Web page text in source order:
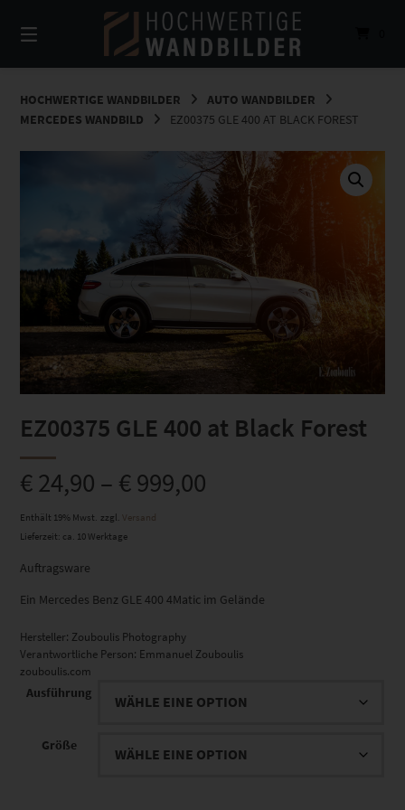
zum
Inhalt
HOCHWERTIGE WANDBILDER
AUTO WANDBILDER
MERCEDES WANDBILD
EZ00375 GLE 400 AT BLACK FOREST
EZ00375 GLE 400 at Black Forest
€24,90 – €999,00
Enthält 19% Mwst. zzgl. Versand
Lieferzeit: ca. 10 Werktage
Auftragsware
Ein Mercedes Benz GLE 400 4Matic im Gelände
Hersteller: Zouboulis Photography
Verantwortliche Person: Emmanuel Zouboulis
zouboulis.com
Ausführung
Größe